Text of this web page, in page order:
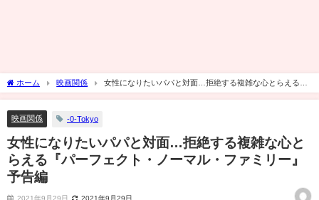
ホーム 映画関係
女性になりたいパパと対面…拒絶する複雑な心とらえる
『パーフェクト・ノーマル・ファミリー』予告編
映画関係 -0-Tokyo
女性になりたいパパと対面…拒絶する複雑な心と
らえる『パーフェクト・ノーマル・ファミリー』
予告編
2021年9月29日 2021年9月29日